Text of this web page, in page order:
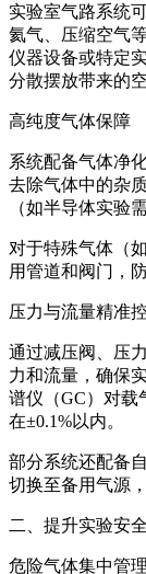
实验室气路系统
氦气、压缩空气
仪器设备或特定
分散摆放带来的
高纯度气体保障
系统配备气体净
去除气体中的杂
（如半导体实验
对于特殊气体（
用管道和阀门，
压力与流量精准
通过减压阀、压
力和流量，确保
谱仪（GC）对载
在±0.1%以内。
部分系统还配备
切换至备用气源
二、提升实验安
危险气体集中管理